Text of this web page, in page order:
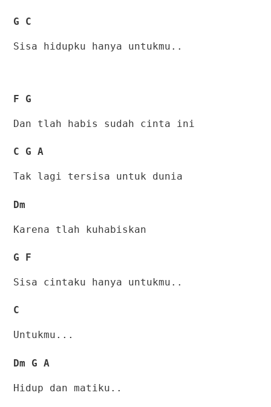
G C
Sisa hidupku hanya untukmu..
F G
Dan tlah habis sudah cinta ini
C G A
Tak lagi tersisa untuk dunia
Dm
Karena tlah kuhabiskan
G F
Sisa cintaku hanya untukmu..
C
Untukmu...
Dm G A
Hidup dan matiku..